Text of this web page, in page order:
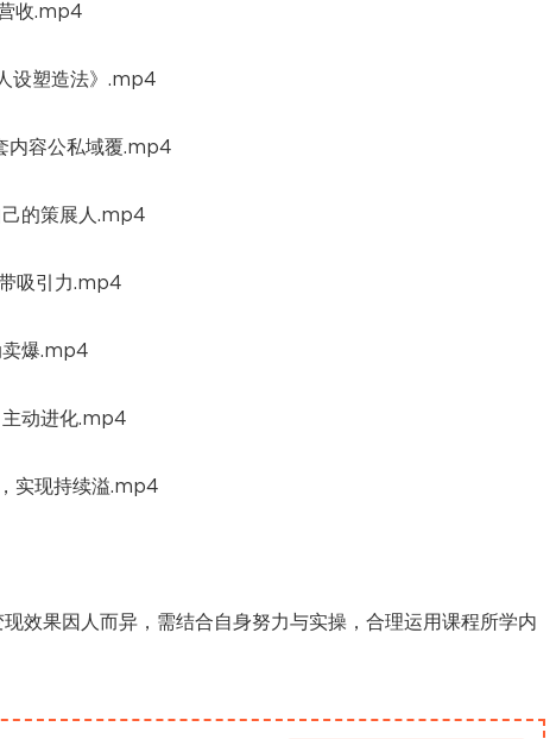
收.mp4
设塑造法》.mp4
内容公私域覆.mp4
的策展人.mp4
吸引力.mp4
卖爆.mp4
动进化.mp4
实现持续溢.mp4
效果因人而异，需结合自身努力与实操，合理运用课程所学内